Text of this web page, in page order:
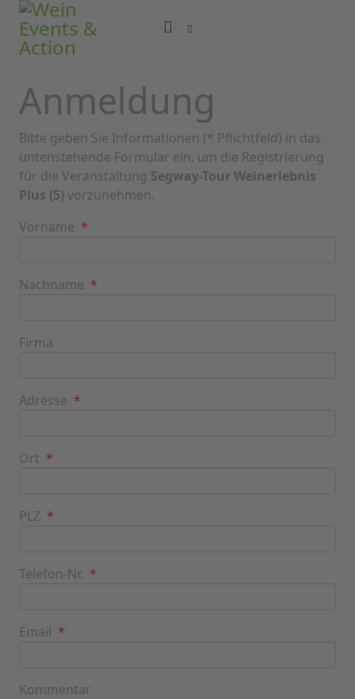
Anmeldung
Bitte geben Sie Informationen (* Pflichtfeld) in das
untenstehende Formular ein, um die Registrierung
für die Veranstaltung Segway-Tour Weinerlebnis
Plus (5)vorzunehmen.
Vorname *
Nachname *
Firma
Adresse *
Ort *
PLZ *
Telefon-Nr. *
Email *
Kommentar